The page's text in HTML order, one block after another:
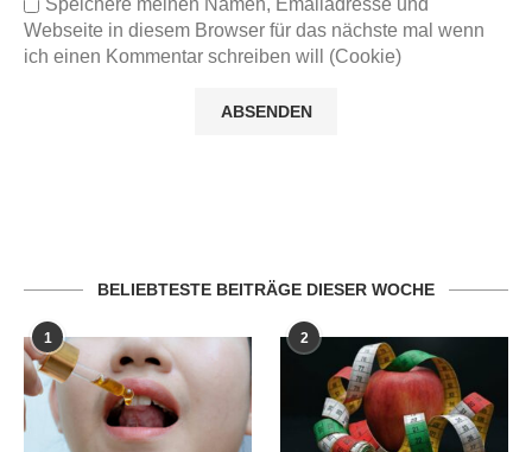
Speichere meinen Namen, Emailadresse und
Webseite in diesem Browser für das nächste mal wenn
ich einen Kommentar schreiben will (Cookie)
BELIEBTESTE BEITRÄGE DIESER WOCHE
1 2